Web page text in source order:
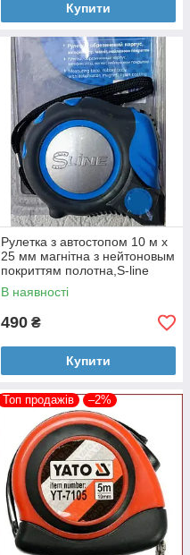
Купити
Рулетка з автостопом 10 м x
25 мм магнітна з нейтоновым
покриттям полотна,S-line
В наявності
490 ₴
Купити
Топ продажів –2%